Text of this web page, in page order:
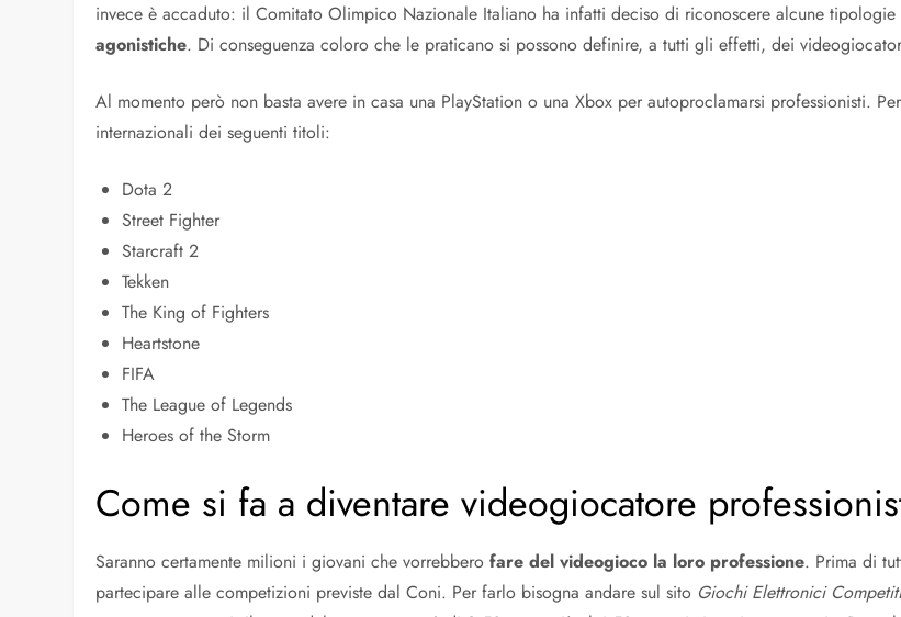
invece è accaduto: il Comitato Olimpico Nazionale Italiano ha infatti deciso di riconoscere alcune
agonistiche. Di conseguenza coloro che le praticano si possono definire, a tutti gli effetti, dei
Al momento però non basta avere in casa una PlayStation o una Xbox per autoproclamarsi professionisti.
internazionali dei seguenti titoli:
Dota 2
Street Fighter
Starcraft 2
Tekken
The King of Fighters
Heartstone
FIFA
The League of Legends
Heroes of the Storm
Come si fa a diventare videogiocatore
Saranno certamente milioni i giovani che vorrebberofare del videogioco la loro professione. Prima di
partecipare alle competizioni previste dal Coni. Per farlo bisogna andare sul sito Giochi Elettronici